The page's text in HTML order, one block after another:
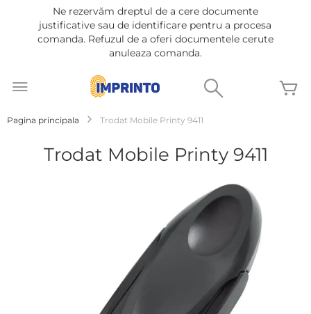
Ne rezervăm dreptul de a cere documente
justificative sau de identificare pentru a procesa
comanda. Refuzul de a oferi documentele cerute
anuleaza comanda.
la
Pagina principala Trodat Mobile Printy 9411
Trodat Mobile Printy 9411